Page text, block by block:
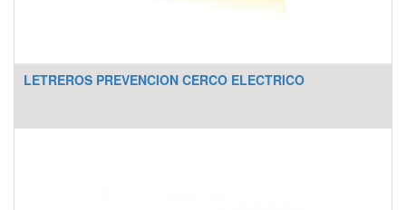
LETREROS PREVENCION CERCO ELECTRICO